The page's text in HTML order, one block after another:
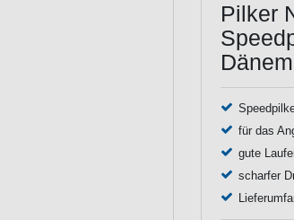
Pilker
für das
gute
scharfer